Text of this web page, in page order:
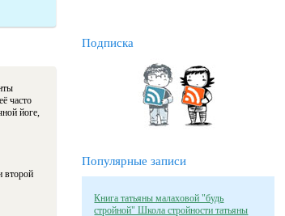
часто
йоге,
второй
Подписка
Популярные записи
Книга татьяны малаховой "будь
стройной" Школа стройности татьяны